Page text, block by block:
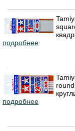
подробнее
подробнее